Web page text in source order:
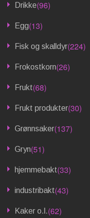
Drikke(96)
Egg(13)
Fisk og skalldyr(224)
Frokostkorn(26)
Frukt(68)
Frukt produkter(30)
Grønnsaker(137)
Gryn(51)
hjemmebakt(33)
industribakt(43)
Kaker o.l.(62)